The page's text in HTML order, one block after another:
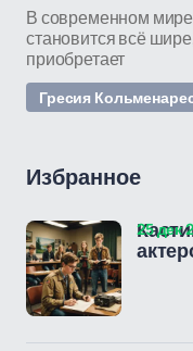
В современном
становится всё
приобретает
Гресия
Избранное
25 дек